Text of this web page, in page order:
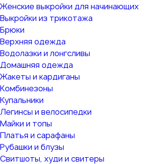
Женские выкройки для начинающих
Выкройки из трикотажа
Брюки
Верхняя одежда
Водолазки и лонгсливы
Домашняя одежда
Жакеты и кардиганы
Комбинезоны
Купальники
Легинсы и велосипедки
Майки и топы
Платья и сарафаны
Рубашки и блузы
Свитшоты, худи и свитеры